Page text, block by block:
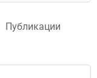
Публикации